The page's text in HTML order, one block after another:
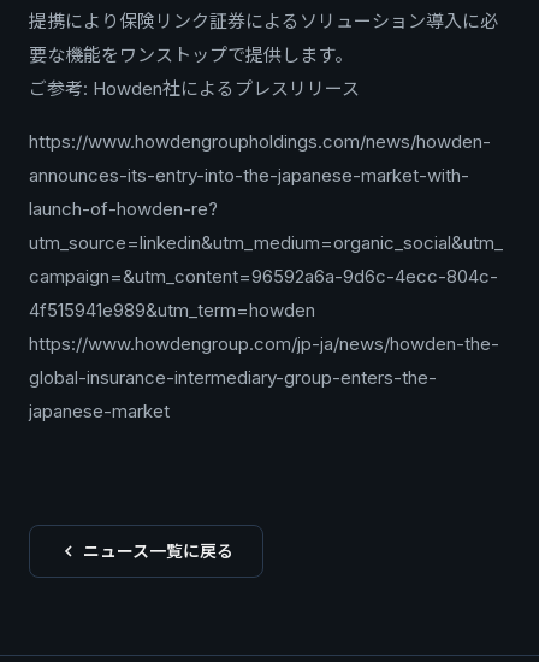
提携により保険リンク証券によるソリューション導入に必
要な機能をワンストップで提供します。
ご参考: Howden社によるプレスリリース
https://www.howdengroupholdings.com/news/howden-
announces-its-entry-into-the-japanese-market-with-
launch-of-howden-re?
utm_source=linkedin&utm_medium=organic_social&utm_
campaign=&utm_content=96592a6a-9d6c-4ecc-804c-
4f515941e989&utm_term=howden
https://www.howdengroup.com/jp-ja/news/howden-the-
global-insurance-intermediary-group-enters-the-
japanese-market
ニュース一覧に戻る